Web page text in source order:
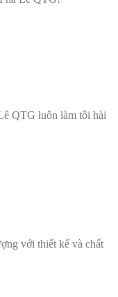
QTG luôn làm tôi hài
với thiết kế và chất